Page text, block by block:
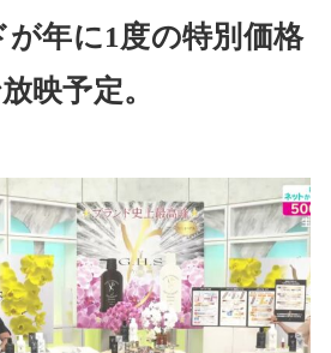
が年に1度の特別価格
映予定。